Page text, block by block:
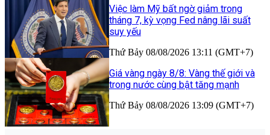
Việc làm Mỹ bất ngờ giảm trong
tháng 7, kỳ vọng Fed nâng lãi suất
suy yếu
Thứ Bảy 08/08/2026 13:11 (GMT+7)
Giá vàng ngày 8/8: Vàng thế giới và
trong nước cùng bật tăng mạnh
Thứ Bảy 08/08/2026 13:09 (GMT+7)